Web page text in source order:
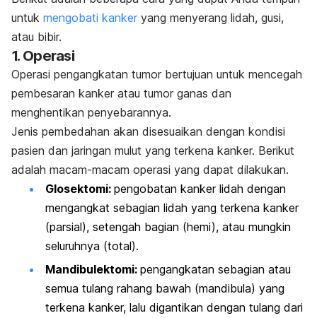
untuk mengobati kanker yang menyerang lidah, gusi,
atau bibir.
1. Operasi
Operasi pengangkatan tumor bertujuan untuk mencegah
pembesaran kanker atau tumor ganas dan
menghentikan penyebarannya.
Jenis pembedahan akan disesuaikan dengan kondisi
pasien dan jaringan mulut yang terkena kanker. Berikut
adalah macam-macam operasi yang dapat dilakukan.
Glosektomi: pengobatan kanker lidah dengan
mengangkat sebagian lidah yang terkena kanker
(parsial), setengah bagian (hemi), atau mungkin
seluruhnya (total).
Mandibulektomi: pengangkatan sebagian atau
semua tulang rahang bawah (mandibula) yang
terkena kanker, lalu digantikan dengan tulang dari